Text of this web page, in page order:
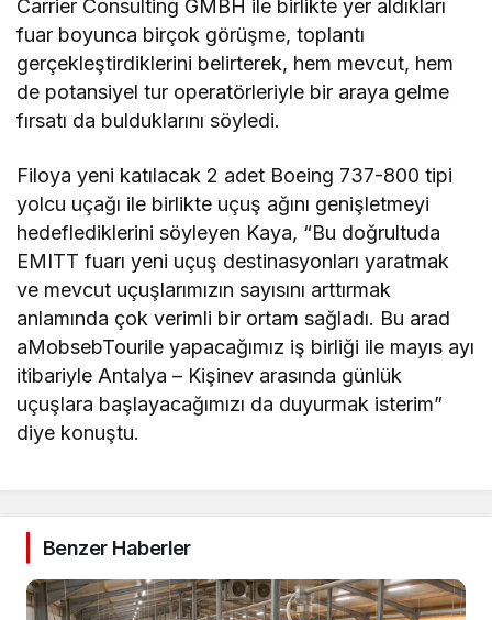
Carrier Consulting GMBH ile birlikte yer aldıkları
fuar boyunca birçok görüşme, toplantı
gerçekleştirdiklerini belirterek, hem mevcut, hem
de potansiyel tur operatörleriyle bir araya gelme
fırsatı da bulduklarını söyledi.
Filoya yeni katılacak 2 adet Boeing 737-800 tipi
yolcu uçağı ile birlikte uçuş ağını genişletmeyi
hedeflediklerini söyleyen Kaya, “Bu doğrultuda
EMITT fuarı yeni uçuş destinasyonları yaratmak
ve mevcut uçuşlarımızın sayısını arttırmak
anlamında çok verimli bir ortam sağladı. Bu arad
aMobsebTourile yapacağımız iş birliği ile mayıs ayı
itibariyle Antalya – Kişinev arasında günlük
uçuşlara başlayacağımızı da duyurmak isterim”
diye konuştu.
Benzer Haberler